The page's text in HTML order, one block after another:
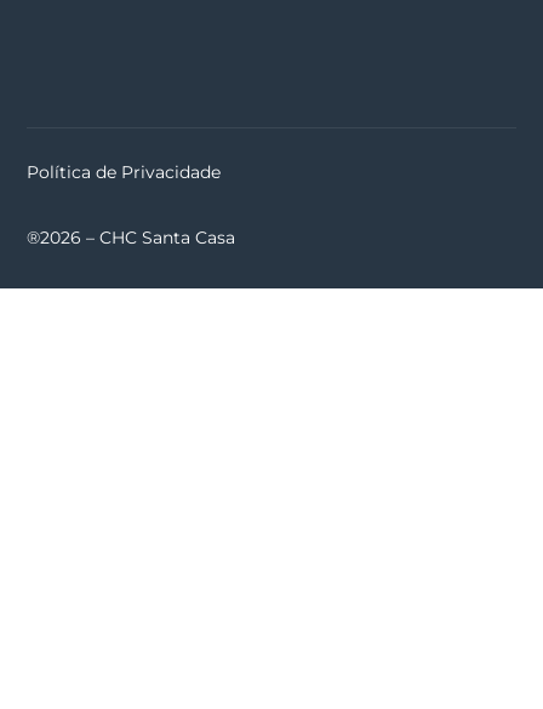
Política de Privacidade
®2026 – CHC Santa Casa